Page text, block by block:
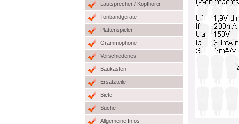
Lautsprecher / Kopfhörer
Tonbandgeräte
Plattenspieler
Grammophone
Verschiedenes
Baukästen
Ersatzteile
Biete
Suche
Allgemeine Infos